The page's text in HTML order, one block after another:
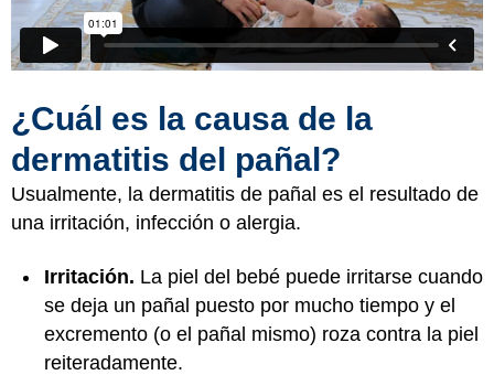
¿Cuál es la causa de la
dermatitis del pañal?
Usualmente, la dermatitis de pañal es el resultado de
una irritación, infección o alergia.
Irritación. La piel del bebé puede irritarse cuando
se deja un pañal puesto por mucho tiempo y el
excremento (o el pañal mismo) roza contra la piel
reiteradamente.